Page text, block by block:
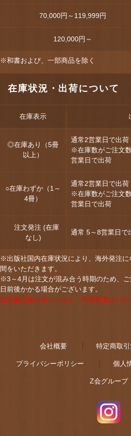
70,000円～119,999円
120,000円～
※和書および、一部商品を除く
在庫状況・出荷について
在庫表示
◎在庫あり（5冊
以上）
通常2営業日で出荷
※在庫数がご注文
営業日で出荷
○在庫わずか（1～
4冊）
通常2営業日で出荷
※在庫数がご注文
営業日で出荷
注文発注 (在庫
なし)
通常 5～8営業日で
※出版社国内在庫状況により、海外発注
間をいただきます。
※3～4月は注文が混み合う時期のため、
日前後かかる場合がございます。
注文確定後のキャンセル・内容変更はいた
会社概要 特定商取
プライバシーポリシー 個人
Z会グループ